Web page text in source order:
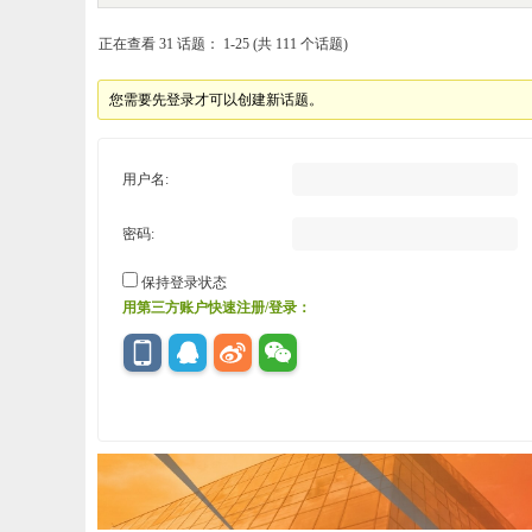
正在查看 31 话题： 1-25 (共 111 个话题)
您需要先登录才可以创建新话题。
用户名:
密码:
保持登录状态
用第三方账户快速注册/登录：